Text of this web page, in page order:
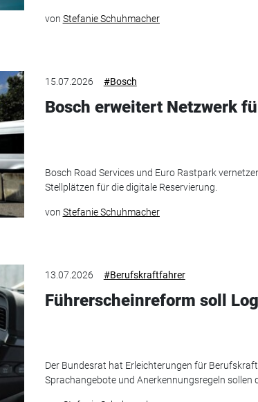
von Stefanie Schuhmacher
15.07.2026 #Bosch
Bosch erweitert Netzwerk
Bosch Road Services und Euro Rastpark
Stellplätzen für die digitale Reservierung.
von Stefanie Schuhmacher
13.07.2026 #Berufskraftfahrer
Führerscheinreform soll
Der Bundesrat hat Erleichterungen für
Sprachangebote und Anerkennungsregeln sollen